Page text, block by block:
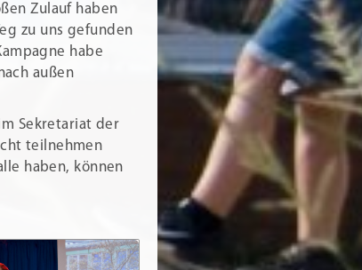
Zulauf haben
zu uns gefunden
habe
außen
Sekretariat der
teilnehmen
haben, können